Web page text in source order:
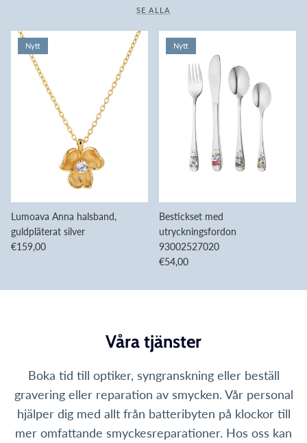
SE ALLA
Nytt
Lumoava Anna halsband,
guldpläterat silver
Translation missing: sv.products.product.price.regular_price
€159,00
Nytt
Bestickset med
utryckningsfordon
93002527020
Translation missing:
€54,00
Våra tjänster
Boka tid till optiker, syngranskning eller beställ
gravering eller reparation av smycken. Vår personal
hjälper dig med allt från batteribyten på klockor till
mer omfattande smyckesreparationer. Hos oss kan